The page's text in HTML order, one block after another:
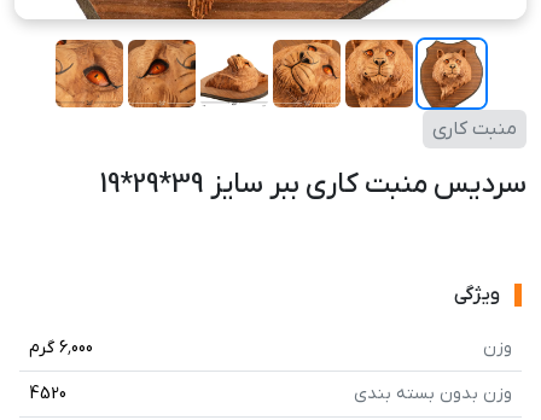
منبت کاری
سردیس منبت کاری ببر سایز 39*29*19
ویژگی
وزن
6٬000 گرم
وزن بدون بسته بندی
4520